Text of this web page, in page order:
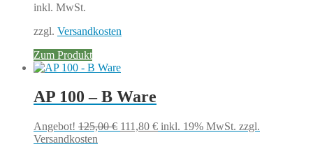
inkl. MwSt.
zzgl. Versandkosten
Zum Produkt
AP 100 – B Ware
Angebot! 125,00€ Ursprünglicher
111,80 €Aktueller
inkl. 19% MwSt. zzgl.
Versandkosten